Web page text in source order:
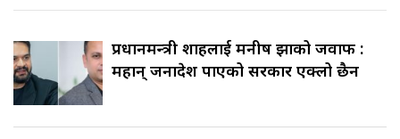
प्रधानमन्त्री शाहलाई मनीष झाको जवाफ :
महान् जनादेश पाएको सरकार एक्लो छैन